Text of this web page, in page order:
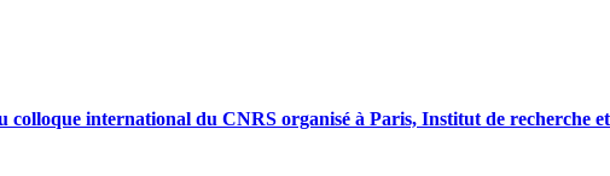
colloque international du CNRS organisé à Paris, Institut de recherche